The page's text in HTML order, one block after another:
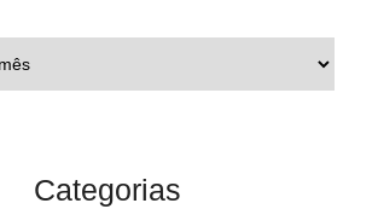
Categorias